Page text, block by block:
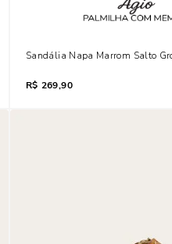
Sandália Napa Marrom Salto
R$ 269,90